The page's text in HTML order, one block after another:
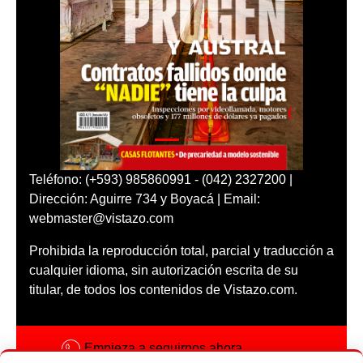
Teléfono: (+593) 985860991 - (042) 2327200 |
Dirección: Aguirre 734 y Boyacá | Email:
webmaster@vistazo.com
Prohibida la reproducción total, parcial y traducción a
cualquier idioma, sin autorización escrita de su
titular, de todos los contenidos de Vistazo.com.
Empieza a seguirnos ahora